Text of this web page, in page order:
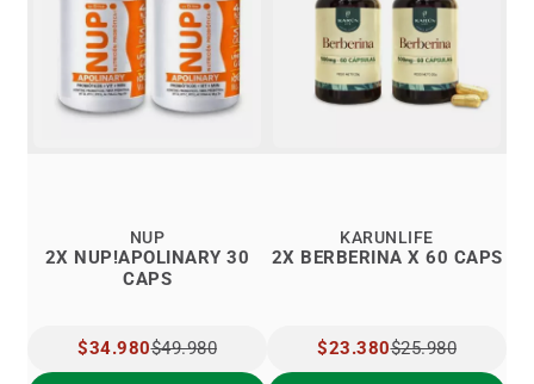
2X NUP!APOLINARY 30
CAPS
NUP
PRECIO
ESPECIAL
$34.980$49.980
2X BERBERINA X 60 CAPS
KARUNLIFE
PRECIO
ESPECIAL
$23.380$25.980